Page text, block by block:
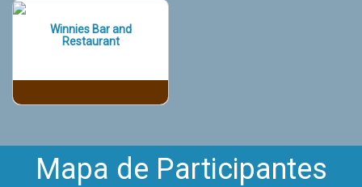
Winnies Bar and
Restaurant
Mapa de Participantes